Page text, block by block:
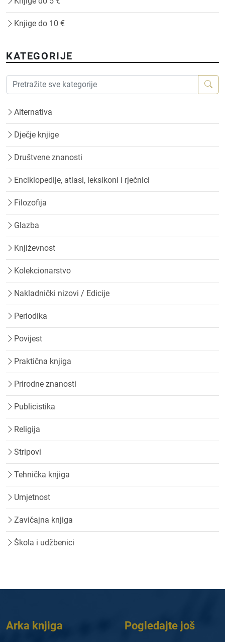
Knjige do 10 €
KATEGORIJE
Alternativa
Dječje knjige
Društvene znanosti
Enciklopedije, atlasi, leksikoni i rječnici
Filozofija
Glazba
Književnost
Kolekcionarstvo
Nakladnički nizovi / Edicije
Periodika
Povijest
Praktična knjiga
Prirodne znanosti
Publicistika
Religija
Stripovi
Tehnička knjiga
Umjetnost
Zavičajna knjiga
Škola i udžbenici
Arka knjiga Pogledajte još